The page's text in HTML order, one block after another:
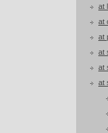
at
at
at
at
at
at